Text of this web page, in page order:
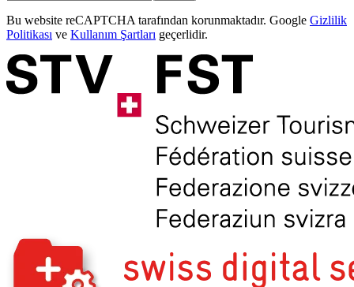
Bu website reCAPTCHA tarafından korunmaktadır. Google Gizlilik
Politikası ve Kullanım Şartları geçerlidir.